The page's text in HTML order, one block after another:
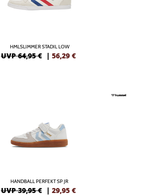
HMLSLIMMER STADIL LOW
UVP 64,95 € | 56,29 €
HANDBALL PERFEKT SP JR
UVP 39,95 € | 29,95 €